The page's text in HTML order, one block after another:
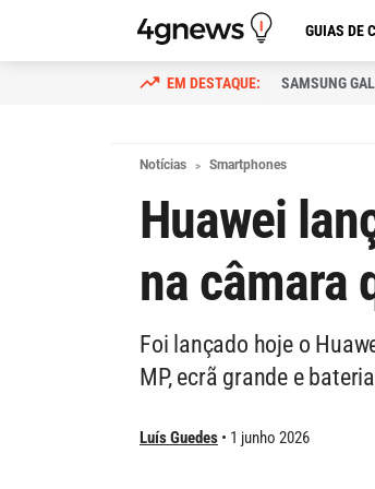
GUIAS DE
SAMSUNG
Notícias Smartphones
Huawei
na câmara
Foi lançado hoje o
MP, ecrã grande e
Luís Guedes 1 junho 2026